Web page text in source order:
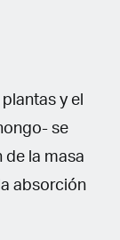
y el
se
de la masa
absorción